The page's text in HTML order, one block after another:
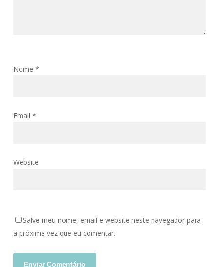
Nome *
Email *
Website
Salve meu nome, email e website neste navegador para
a próxima vez que eu comentar.